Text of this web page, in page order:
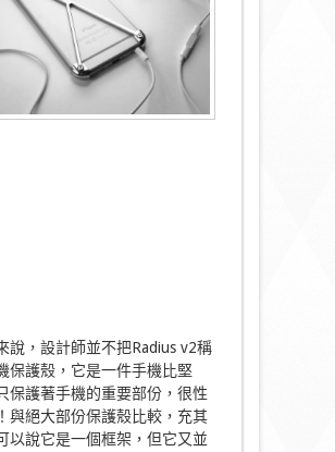
說，設計師並不把Radius v2稱
保護殼，它是一件手機比堅
保護著手機的重要部份，很性
與絕大部份保護殼比較，充其
以說它是一個框架，但它又並